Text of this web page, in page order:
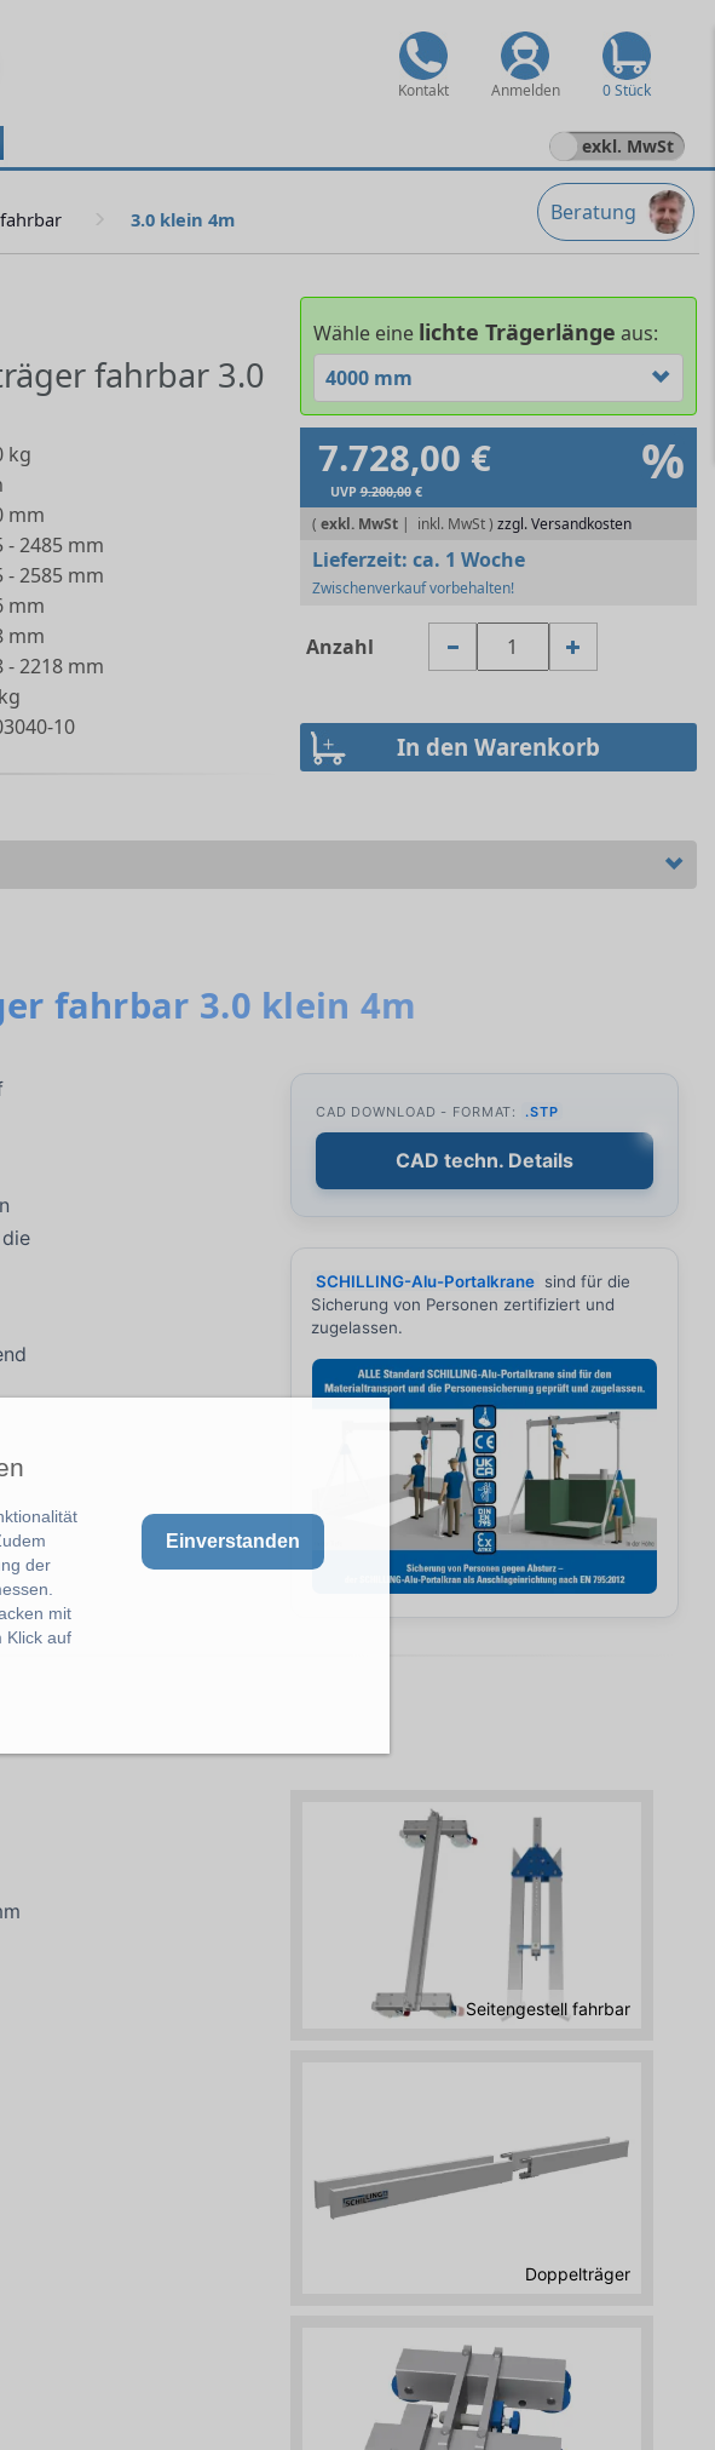
der
mit
Klick auf
Einverstanden
Kontakt Anmelden 0 Stück
exkl. MwSt
Beratung
3.0 klein 4m
fahrbar 3.0
kg
mm
- 2485 mm
- 2585 mm
mm
mm
- 2218 mm
10
Wähle eine lichte Trägerlänge aus:
4000 mm
7.728,00 € %
UVP9.200,00€
( exkl. MwSt | zzgl. Versandkosten
Lieferzeit: ca. 1 Woche
Zwischenverkauf vorbehalten!
Anzahl
fahrbar 3.0 klein 4m
CAD DOWNLOAD - FORMAT: .STP
CAD techn. Details
SCHILLING-Alu-Portalkrane sind für die
Sicherung von Personen zertifiziert und
zugelassen.
Seitengestell fahrbar
Doppelträger